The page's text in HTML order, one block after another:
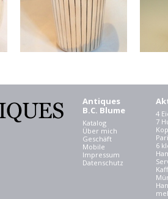
Antiques
B.C. Blume
Katalog
Über mich
Geschäft
Mobile
Impressum
Datenschutz
4
7
6